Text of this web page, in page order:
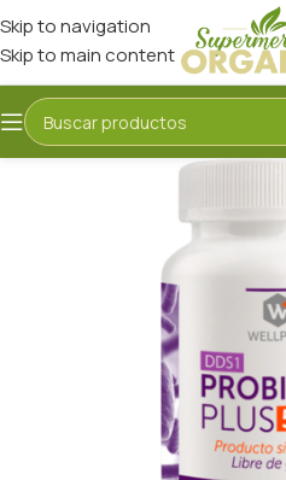
Skip to navigation
Skip to main content